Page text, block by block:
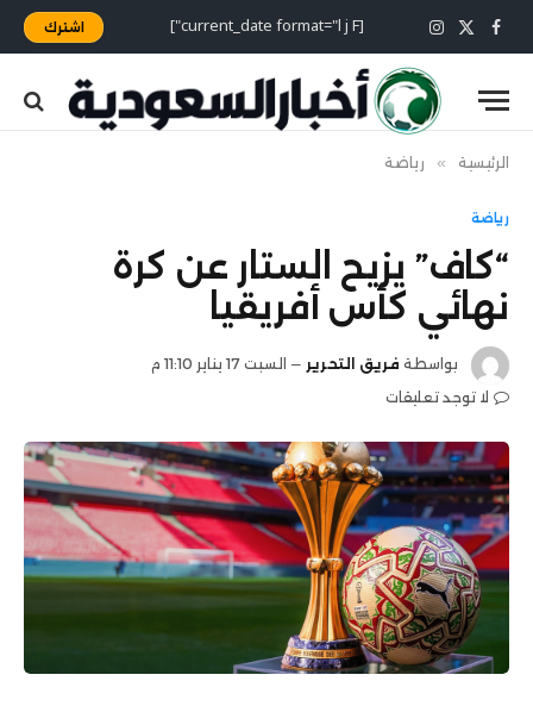
فيسبوك
X
(Twitter)
الانستغرام [current_date format="l j F"] اشترك
الرئيسية » رياضة
رياضة
“كاف” يزيح الستار عن كرة
نهائي كأس أفريقيا
بواسطة فريق التحرير
السبت 17 يناير 11:10 م
لا توجد تعليقات